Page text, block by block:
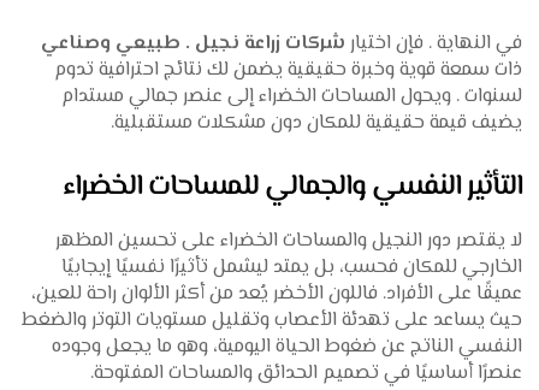
في النهاية . فإن اختيار شركات زراعة نجيل . طبيعي وصناعي
ذات سمعة قوية وخبرة حقيقية يضمن لك نتائج احترافية تدوم
لسنوات . ويحول المساحات الخضراء إلى عنصر جمالي مستدام
يضيف قيمة حقيقية للمكان دون مشكلات مستقبلية.
التأثير النفسي والجمالي للمساحات الخضراء
لا يقتصر دور النجيل والمساحات الخضراء على تحسين المظهر
الخارجي للمكان فحسب، بل يمتد ليشمل تأثيرًا نفسيًا إيجابيًا
عميقًا على الأفراد. فاللون الأخضر يُعد من أكثر الألوان راحة للعين،
حيث يساعد على تهدئة الأعصاب وتقليل مستويات التوتر والضغط
النفسي الناتج عن ضغوط الحياة اليومية، وهو ما يجعل وجوده
عنصرًا أساسيًا في تصميم الحدائق والمساحات المفتوحة.